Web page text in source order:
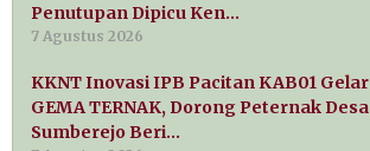
Penutupan Dipicu Ken…
7 Agustus 2026
KKNT Inovasi IPB Pacitan KAB01 Gelar
GEMA TERNAK, Dorong Peternak Desa
Sumberejo Beri…